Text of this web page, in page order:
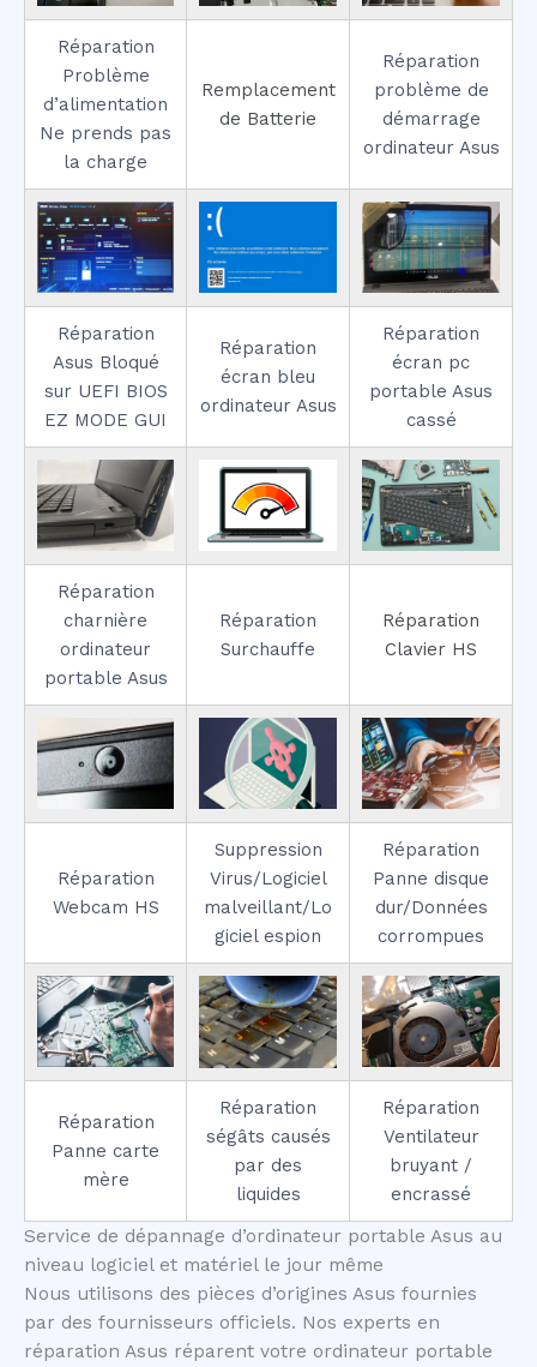
Réparation
Problème
d’alimentation
Ne prends pas
la charge
Remplacement
de Batterie
Réparation
problème de
démarrage
ordinateur Asus
Réparation
Asus Bloqué
sur UEFI BIOS
EZ MODE GUI
Réparation
écran bleu
ordinateur Asus
Réparation
écran pc
portable Asus
cassé
Réparation
charnière
ordinateur
portable Asus
Réparation
Surchauffe
Réparation
Clavier HS
Réparation
Webcam HS
Suppression
Virus/Logiciel
malveillant/Lo
giciel espion
Réparation
Panne disque
dur/Données
corrompues
Réparation
Panne carte
mère
Réparation
ségâts causés
par des
liquides
Réparation
Ventilateur
bruyant /
encrassé
Service de dépannage d’ordinateur portable Asus au
niveau logiciel et matériel le jour même
Nous utilisons des pièces d’origines Asus fournies
par des fournisseurs officiels. Nos experts en
réparation Asus réparent votre ordinateur portable